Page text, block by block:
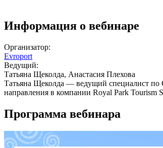
Информация о вебинаре
Организатор:
Evroport
Ведущий:
Татьяна Щеколда, Анастасия Плехова
Татьяна Щеколда — ведущий специалист по
направления в компании Royal Park Tourism
Программа вебинара